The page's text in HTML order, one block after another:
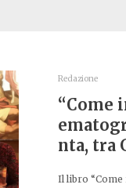
Redazione
“Come
nta, tra
Il libro